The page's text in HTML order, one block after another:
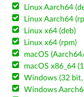
Linux Aarch64
Linux Aarch64
Linux x64 (deb)
Linux x64 (rpm)
macOS
macOS x86_64
Windows (32 bit,
Windows